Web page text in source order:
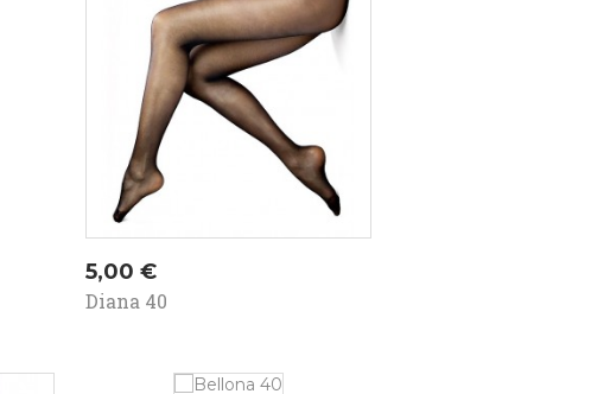
Kaina
5,00 €
Diana 40